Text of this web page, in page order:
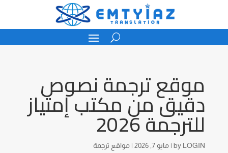
موقع ترجمة نصوص
دقيق من مكتب إمتياز
للترجمة 2026
by LOGIN
| مايو 7, 2026 | مواقع ترجمة